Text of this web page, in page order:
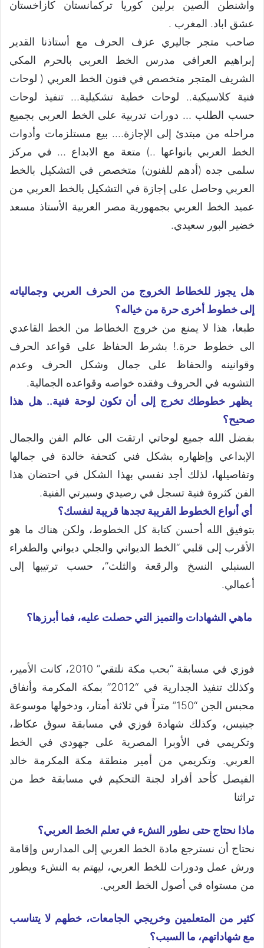
واشنطن الصين برلين كوريا تركمانستان كازاخستان
عشق اباد. المغرب .
صاحب متجر جاليري عزف الحرف مع أستاذنا القدير
إبراهيم العرافي مدرس الخط العربي بالحرم المكي
الشريف المتجر متخصص في فنون الخط العربي ( لوحات
فنية كلاسيكية.. لوحات خطية تشكيلية… تنفيذ لوحات
حسب الطلب … دورات تدربية على الخط العربي بجميع
مراحله من مبتدئ إلى الإجازة…. بيع مستلزمات وأدوات
الخط العربي بانواعها ..) متعة مع الابداع … في مركز
سلمى جده (أدهم للفنون) متخصص في التشكيل بالخط
العربي وحاصل على إجازة في التشكيل بالخط العربي من
عميد الخط العربي بجمهورية مصر العربية الأستاذ مسعد
خضير البور سعيدي.
هل يجوز للخطاط الخروج من الحرف العربي وجمالياته
إلى خطوط أخرى حرة من خياله؟
طبعا، هذا لا يمنع من خروج الخطاط من الخط القاعدي
الى خطوط حرة.! بشرط الحفاظ على قواعد الحرف
وقوانينه والحفاظ على جمال وشكل الحرف وعدم
التشويه في الحروف وفقده خواصه وقواعده الجمالية.
يظهر خطوطك تخرج إلى أن تكون لوحة فنية.. هل هذا
صحيح؟
بفضل الله جميع لوحاتي ارتقت الى عالم الفن والجمال
الإبداعي وإظهاره بشكل فني كتحفة خالدة في جمالها
وتفاصيلها، لذلك أجد نفسي بهذا الشكل في احتضان هذا
الفن كثروة فنية تسجل في رصيدي وسيرتي الفنية.
أي أنواع الخطوط القريبة تجدها قريبة لنفسك؟
بتوفيق الله أحسن كتابة كل الخطوط، ولكن هناك ما هو
الأقرب إلى قلبي “الخط الديواني والجلي ديواني والطغراء
السنبلي النسخ والرقعة والثلث”، حسب ترتيبها إلى
أعمالي.
ماهي الشهادات والتميز التي حصلت عليه، فما أبرزها؟
فوزي في مسابقة “بحب مكة نلتقي” 2010، كانت الأمير،
وكذلك تنفيذ الجدارية في “2012” بمكة المكرمة وأنفاق
محبس الجن “150” متراً في ثلاثة أمتار، ودخولها موسوعة
جينيس، وكذلك شهادة فوزي في مسابقة سوق عكاظ،
وتكريمي في الأوبرا المصرية على جهودي في الخط
العربي. وتكريمي من أمير منطقة مكة المكرمة خالد
الفيصل كأحد أفراد لجنة التحكيم في مسابقة خط من
تراثنا
ماذا نحتاج حتى نطور النشء في تعلم الخط العربي؟
نحتاج أن نسترجع مادة الخط العربي إلى المدارس وإقامة
ورش عمل ودورات للخط العربي، ليهتم به النشء ويطور
من مستواه في أصول الخط العربي.
كثير من المتعلمين وخريجي الجامعات، خطهم لا يتناسب
مع شهاداتهم، ما السبب؟